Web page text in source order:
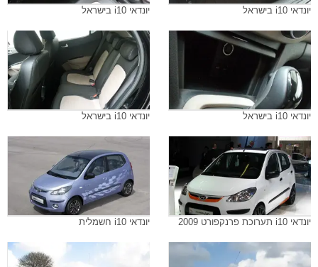
יונדאי i10 בישראל יונדאי i10 בישראל
יונדאי i10 בישראל יונדאי i10 בישראל
יונדאי i10 תערוכת פרנקפורט 2009 יונדאי i10 חשמלית